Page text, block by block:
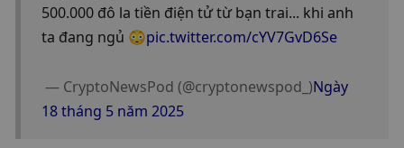
500.000 đô la tiền điện tử từ bạn trai... khi anh
ta đang ngủ 😳pic.twitter.com/cYV7GvD6Se
— CryptoNewsPod (@cryptonewspod_)Ngày
18 tháng 5 năm 2025